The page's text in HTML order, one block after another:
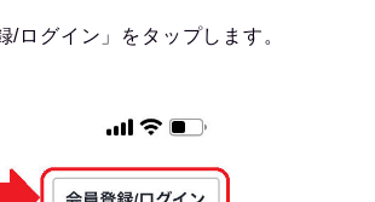
/ログイン」をタップします。